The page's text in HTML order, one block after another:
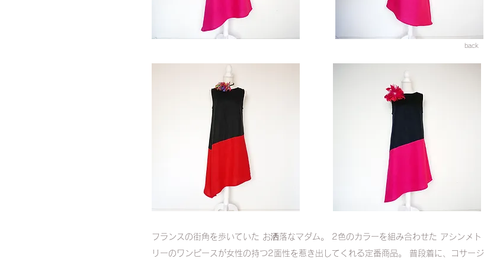
back
フランスの街角を歩いていた お洒落なマダム。 2色のカラーを組み合わせた アシンメト
リーのワンピースが女性の持つ2面性を惹き出してくれる定番商品。 普段着に、コサージ